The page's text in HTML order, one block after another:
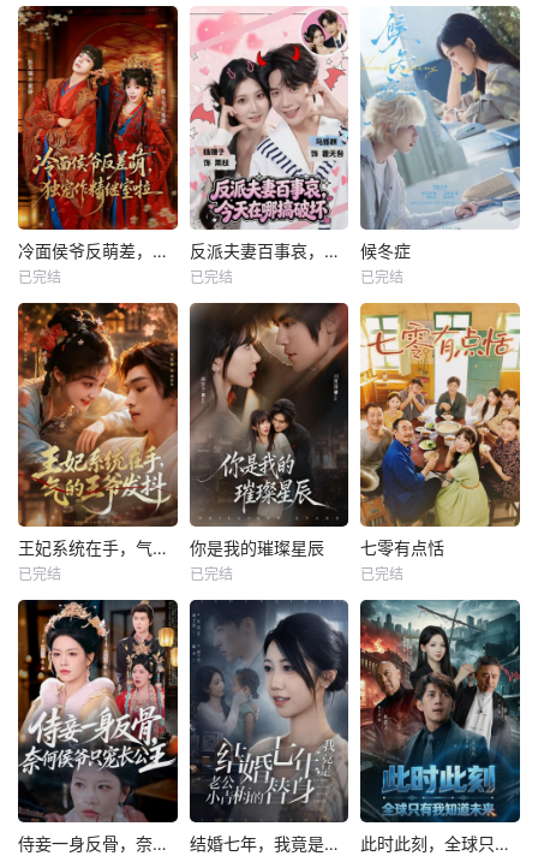
冷面侯爷反萌差，独宠作精继室啦
已完结
反派夫妻百事哀，今天在哪搞破坏
已完结
候冬症
已完结
王妃系统在手，气的王爷发抖
已完结
你是我的璀璨星辰
已完结
七零有点恬
已完结
侍妾一身反骨，奈何侯爷只宠长公主 结婚七年，我竟是老公小青梅的替身 此时此刻，全球只有我知道未来